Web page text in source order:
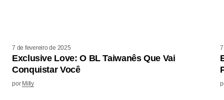
7 de fevereiro de 2025
Exclusive Love: O BL Taiwanês Que Vai
Conquistar Você
por Milly